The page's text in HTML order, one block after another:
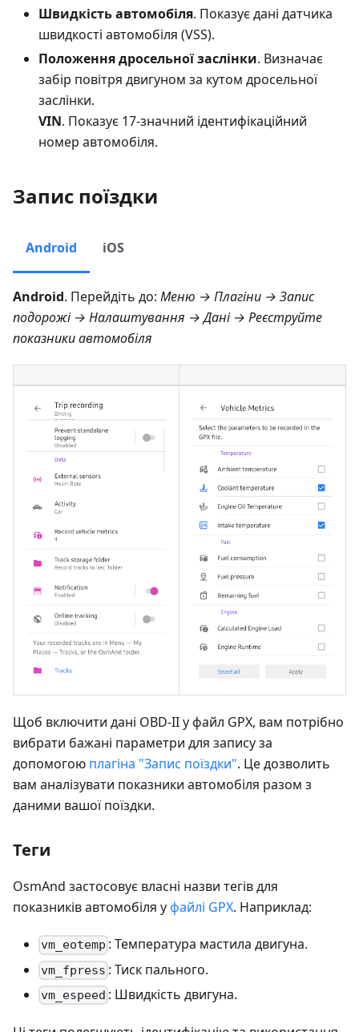
Швидкість автомобіля. Показує дані датчика
швидкості автомобіля (VSS).
Положення дросельної заслінки. Визначає
забір повітря двигуном за кутом дросельної
заслінки.
VIN. Показує 17-значний ідентифікаційний
номер автомобіля.
Запис поїздки
Android iOS
Android. Перейдіть до: Меню → Плагіни → Запис
подорожі → Налаштування → Дані → Реєструйте
показники автомобіля
Щоб включити дані OBD-II у файл GPX, вам потрібно
вибрати бажані параметри для запису за
допомогою плагіна "Запис поїздки". Це дозволить
вам аналізувати показники автомобіля разом з
даними вашої поїздки.
Теги
OsmAnd застосовує власні назви тегів для
показників автомобіля уфайлі GPX. Наприклад:
vm_eotemp : Температура мастила двигуна.
vm_fpress : Тиск пального.
vm_espeed : Швидкість двигуна.